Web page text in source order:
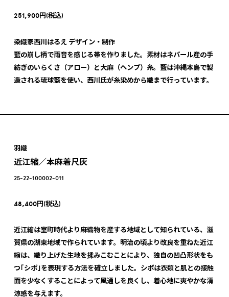
251,900円(税込)
染織家西川はるえ デザイン・制作
藍の崩し柄で雨音を感じる帯を作りました。素材はネパール産の手
紡ぎのいらくさ（アロー）と大麻（ヘンプ）糸。藍は沖縄本島で製
造される琉球藍を使い、西川氏が糸染めから織まで行っています。
羽織
近江縮／本麻着尺灰
25-22-100002-011
48,400円(税込)
近江縮は室町時代より麻織物を産する地域として知られている、滋
賀県の湖東地域で作られています。明治の頃より改良を重ねた近江
縮は、織り上げた生地を揉みこむことにより、独自の凹凸形状をも
つ｢シボ｣を表現する方法を確立しました。シボは衣類と肌との接触
面を少なくすることによって風通しを良くし、着心地に爽やかな清
涼感を与えます。